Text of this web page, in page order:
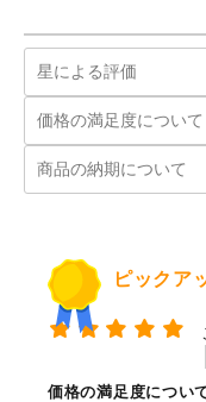
ピックア
価格の満足度につい